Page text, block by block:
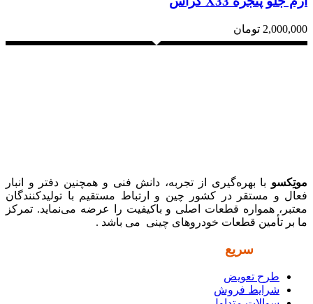
2,000,000 تومان
موتِکسو با بهره‌گیری از تجربه، دانش فنی و همچنین دفتر و انبار
فعال و مستقر در کشور چین و ارتباط مستقیم با تولیدکنندگان
معتبر، همواره قطعات اصلی و باکیفیت را عرضه می‌نماید. تمرکز
ما بر تأمین قطعات خودروهای چینی می باشد .
سریع
طرح تعویض
شرایط فروش